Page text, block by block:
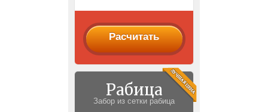
Расчитать
Рабица
Забор из сетки рабица